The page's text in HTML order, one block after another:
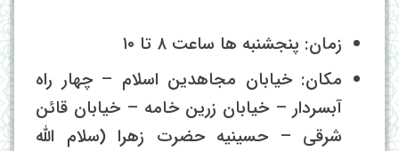
زمان: پنجشنبه ها ساعت ۸ تا ۱۰
مکان: خیابان مجاهدین اسلام – چهار راه
آبسردار – خیابان زرین خامه – خیابان قائن
شرقی – حسینیه حضرت زهرا (سلام الله